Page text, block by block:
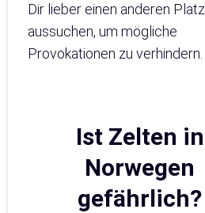
Dir lieber einen anderen Platz
aussuchen, um mögliche
Provokationen zu verhindern.
Ist Zelten in
Norwegen
gefährlich?